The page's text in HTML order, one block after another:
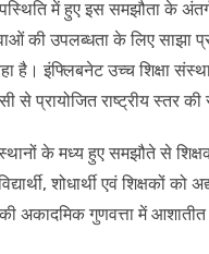
में हुए इस समझौता के
की उपलब्धता के लिए साझा
है। इंफ्लिबनेट उच्च शिक्षा
प्रायोजित राष्ट्रीय स्तर की
के मध्य हुए समझौते से शिक्षक,
शोधार्थी एवं शिक्षकों
अकादमिक गुणवत्ता में आशातीत